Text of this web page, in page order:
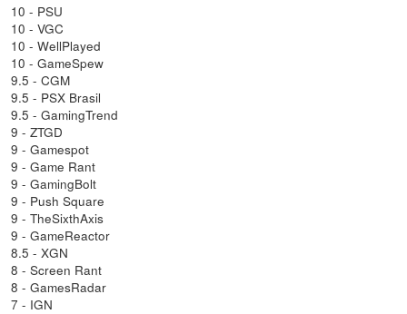
10 - PSU
10 - VGC
10 - WellPlayed
10 - GameSpew
9.5 - CGM
9.5 - PSX Brasil
9.5 - GamingTrend
9 - ZTGD
9 - Gamespot
9 - Game Rant
9 - GamingBolt
9 - Push Square
9 - TheSixthAxis
9 - GameReactor
8.5 - XGN
8 - Screen Rant
8 - GamesRadar
7 - IGN